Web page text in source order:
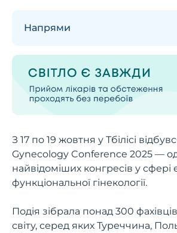
З 17 по 19 жовтня у Тбілісі
Gynecology Conference 2025 —
найвідоміших конгресів у сфері
функціональної гінекології.
Подія зібрала понад 300 фахівців
світу, серед яких Туреччина,
Напрями